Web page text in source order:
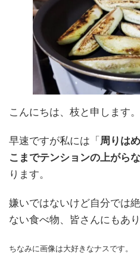
こんにちは、枝と申します。
早速ですが私には「 周りは
こまでテンションの上がら
ります。
嫌いではないけど自分では
ない食べ物、皆さんにもあ
ちなみに画像は大好きなナスです。